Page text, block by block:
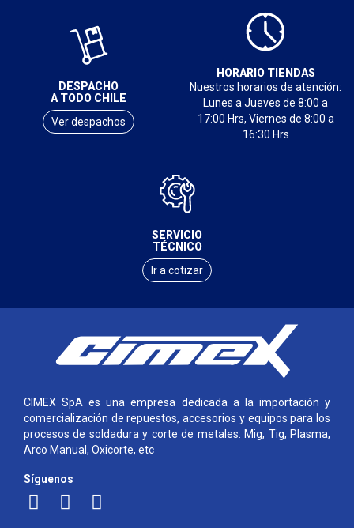
DESPACHO
A TODO CHILE
Ver despachos
HORARIO TIENDAS
Nuestros horarios de atención:
Lunes a Jueves de 8:00 a
17:00 Hrs, Viernes de 8:00 a
16:30 Hrs
SERVICIO
TÉCNICO
Ir a cotizar
CIMEX SpA es una empresa dedicada a la importación y
comercialización de repuestos, accesorios y equipos para los
procesos de soldadura y corte de metales: Mig, Tig, Plasma,
Arco Manual, Oxicorte, etc
Síguenos